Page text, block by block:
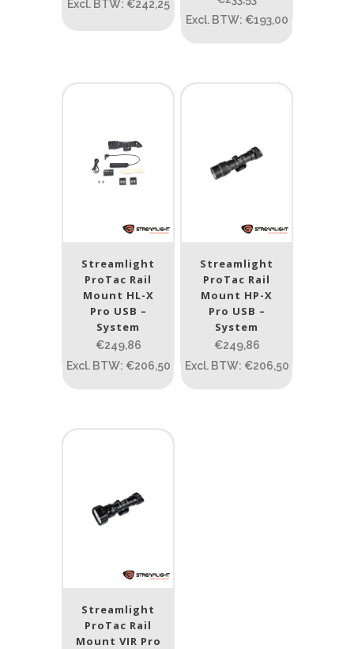
Laser
Ja
(1)
Type batterij
Type batterij
Excl. BTW: €242,25
Excl. BTW: €193,00
Streamlight
ProTac Rail
Mount HL-X
Pro USB –
System
€249,86
Excl. BTW: €206,50
Streamlight
ProTac Rail
Mount HP-X
Pro USB –
System
€249,86
Excl. BTW: €206,50
Streamlight
ProTac Rail
Mount VIR Pro